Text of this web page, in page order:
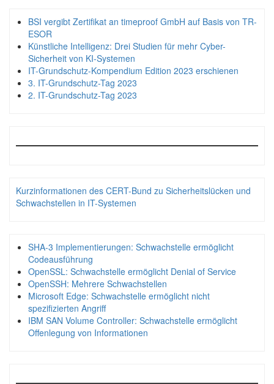
BSI vergibt Zertifikat an timeproof GmbH auf Basis von TR-
ESOR
Künstliche Intelligenz: Drei Studien für mehr Cyber-
Sicherheit von KI-Systemen
IT-Grundschutz-Kompendium Edition 2023 erschienen
3. IT-Grundschutz-Tag 2023
2. IT-Grundschutz-Tag 2023
Kurzinformationen des CERT-Bund zu Sicherheitslücken und
Schwachstellen in IT-Systemen
SHA-3 Implementierungen: Schwachstelle ermöglicht
Codeausführung
OpenSSL: Schwachstelle ermöglicht Denial of Service
OpenSSH: Mehrere Schwachstellen
Microsoft Edge: Schwachstelle ermöglicht nicht
spezifizierten Angriff
IBM SAN Volume Controller: Schwachstelle ermöglicht
Offenlegung von Informationen